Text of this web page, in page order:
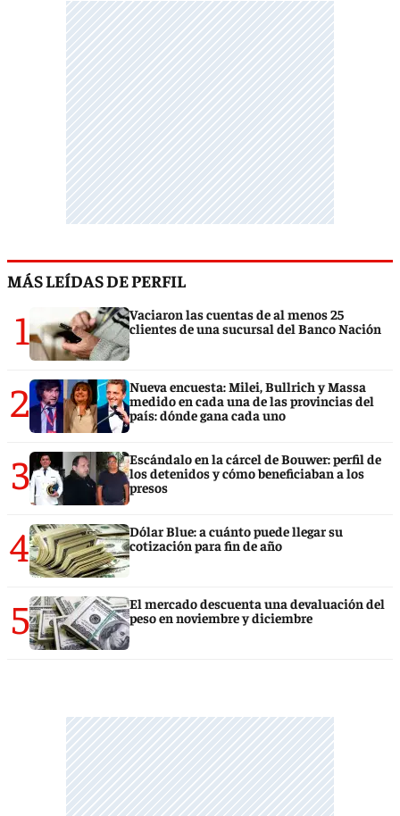
MÁS LEÍDAS DE PERFIL
1
Vaciaron las cuentas de al menos 25
clientes de una sucursal del Banco Nación
2
Nueva encuesta: Milei, Bullrich y Massa
medido en cada una de las provincias del
país: dónde gana cada uno
3
Escándalo en la cárcel de Bouwer: perfil de
los detenidos y cómo beneficiaban a los
presos
4
Dólar Blue: a cuánto puede llegar su
cotización para fin de año
5
El mercado descuenta una devaluación del
peso en noviembre y diciembre